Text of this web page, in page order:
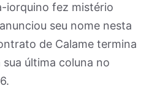
iorquino fez mistério
seu nome nesta
de Calame termina
última coluna no